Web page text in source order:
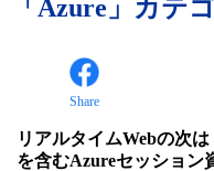
「Azure」カテ
Share
リアルタイムWebの次
を含むAzureセッション